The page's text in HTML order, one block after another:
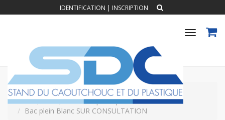
IDENTIFICATION | INSCRIPTION
Toggle
Accueil
CONTENANTS PLASTIQUES
Bac,caisse,conteneur plastique
Bac plein Blanc SUR CONSULTATION